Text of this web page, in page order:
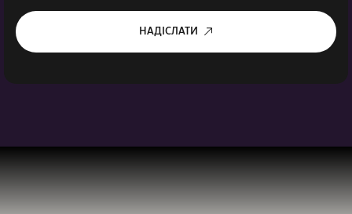
НАДІСЛАТИ